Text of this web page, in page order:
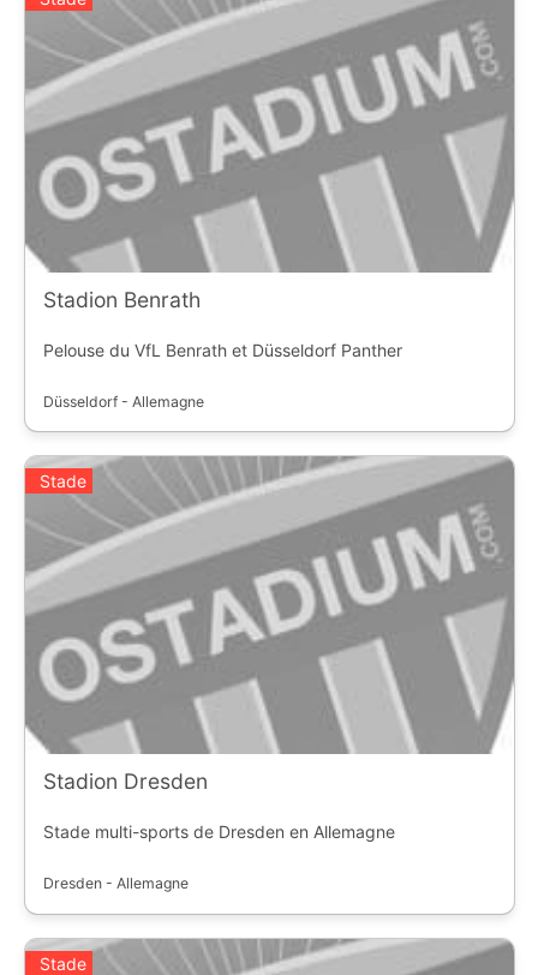
Stadion Benrath
Pelouse du VfL Benrath et Düsseldorf Panther
Düsseldorf - Allemagne
Stade
Stadion Dresden
Stade multi-sports de Dresden en Allemagne
Dresden - Allemagne
Stade